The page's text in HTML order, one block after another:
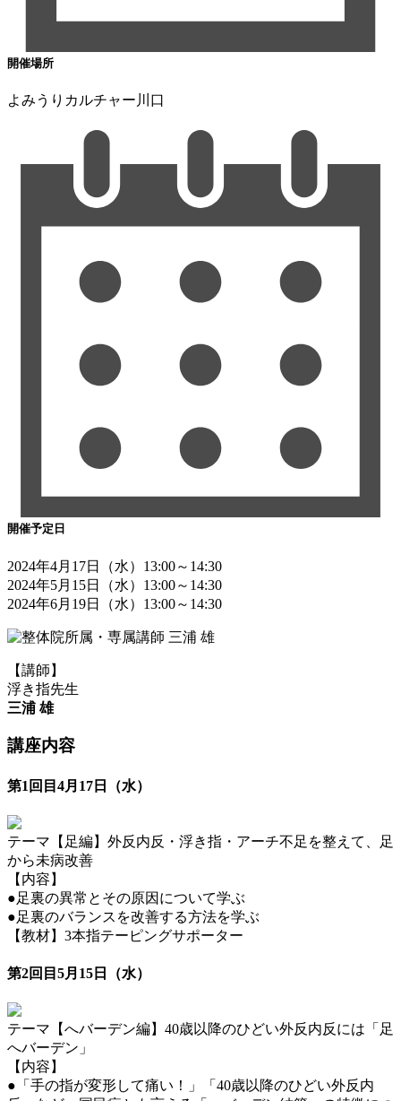
開催場所
よみうりカルチャー川口
開催予定日
2024年4月17日（水）13:00～14:30
2024年5月15日（水）13:00～14:30
2024年6月19日（水）13:00～14:30
【講師】
浮き指先生
三浦 雄
講座内容
第1回目4月17日（水）
テーマ【足編】外反内反・浮き指・アーチ不足を整えて、足
から未病改善
【内容】
●足裏の異常とその原因について学ぶ
●足裏のバランスを改善する方法を学ぶ
【教材】3本指テーピングサポーター
第2回目5月15日（水）
テーマ【へバーデン編】40歳以降のひどい外反内反には「足
へバーデン」
【内容】
●「手の指が変形して痛い！」「40歳以降のひどい外反内